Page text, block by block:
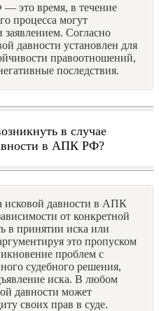
это время, в течение
процесса могут
заявлением. Согласно
давности установлен для
правоотношений,
последствия.
в случае
в АПК РФ?
исковой давности в АПК
от конкретной
в принятии иска или
это пропуском
проблем с
судебного решения,
иска. В любом
давности может
своих прав в суде.